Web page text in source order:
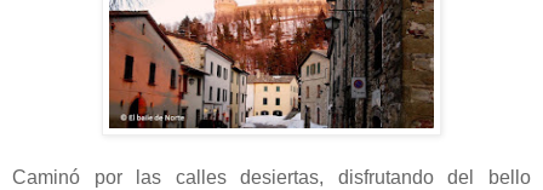
Caminó por las calles desiertas, disfrutando del bello